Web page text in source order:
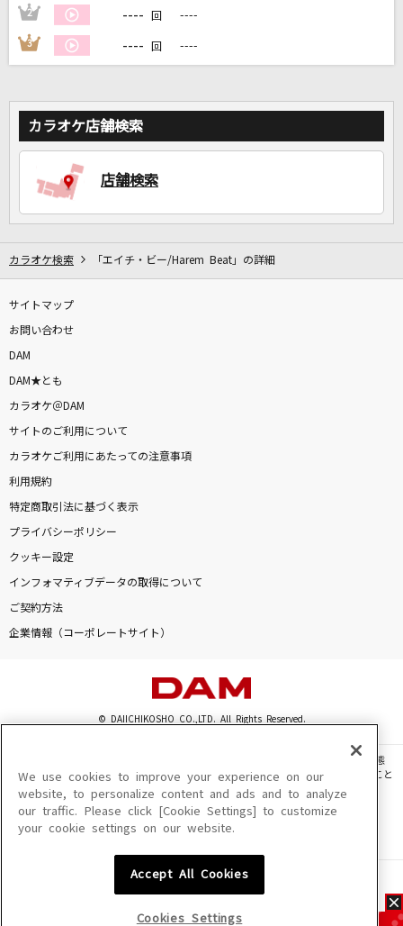
もっと見る
DAMに会員登録・ログインして
2 ---- 回 ----
3 ---- 回 ----
カラオケ店舗検索
店舗検索
カラオケ検索 「エイチ・ビー/Harem Beat」の詳細
サイトマップ
お問い合わせ
DAM
DAM★とも
カラオケ＠DAM
サイトのご利用について
カラオケご利用にあたっての注意事項
利用規約
特定商取引法に基づく表示
プライバシーポリシー
クッキー設定
インフォマティブデータの取得について
ご契約方法
企業情報（コーポレートサイト）
© DAIICHIKOSHO CO.,LTD. All Rights Reserved.
このサイトに掲載されている一切の文章・画像・写真・動画・音声等を、手段や形態
を問わず、著作権法の定める範囲を超えて無断で複製、転載、ファイル化などすること
を禁じます。
楽曲及びコンテンツは、機種によりご利用いただけない場合があります。
楽曲及びコンテンツの配信日、配信内容が変更になる場合があります。
We use cookies to improve your experience on our
website, to personalize content and ads and to analyze
our traffic. Please click [Cookie Settings] to customize
your cookie settings on our website.
Accept All Cookies
Cookies Settings